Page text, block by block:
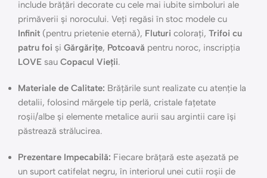
include brățări decorate cu cele mai iubite simboluri ale
primăverii și norocului. Veți regăsi în stoc modele cu
Infinit (pentru prietenie eternă), Fluturi colorați, Trifoi cu
patru foi și Gărgărițe, Potcoavă pentru noroc, inscripția
LOVE sau Copacul Vieții.
Materiale de Calitate: Brățările sunt realizate cu atenție la
detalii, folosind mărgele tip perlă, cristale fațetate
roșii/albe și elemente metalice aurii sau argintii care își
păstrează strălucirea.
Prezentare Impecabilă: Fiecare brățară este așezată pe
un suport catifelat negru, în interiorul unei cutii roșii de